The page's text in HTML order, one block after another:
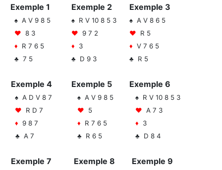
Exemple 1 Exemple 2 Exemple 3
♠ A V 9 8 5 ♠ R V 10 8 5 3
♠ A V 8 6 5
♥ 8 3 ♥ 9 7 2 ♥ R 5
♦ R 7 6 5 ♦ 3 ♦ V 7 6 5
♣ 7 5
♣ D 9 3 ♣ R 5
Exemple 4 Exemple 5 Exemple 6
♠ A D V 8 7 ♠ A V 9 8 5
♠ R V 10 8 5 3
♥ R D 7 ♥ 5 ♥ A 7 3
♦ 9 8 7 ♦ R 7 6 5 ♦ 3
♣ A 7
♣ R 6 5 ♣ D 8 4
Exemple 7 Exemple 8 Exemple 9